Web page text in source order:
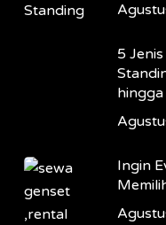
5
Ingin